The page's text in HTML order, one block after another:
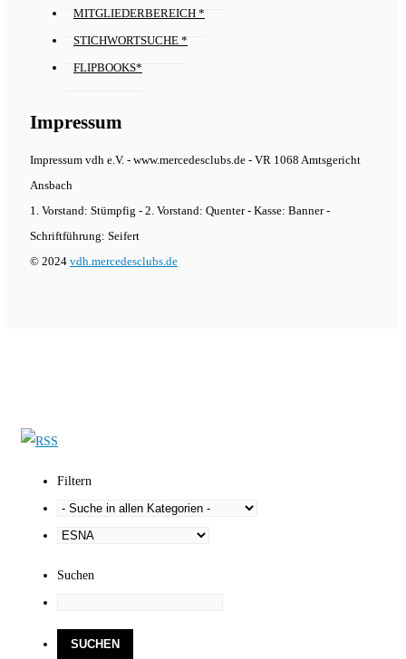
MITGLIEDERBEREICH *
STICHWORTSUCHE *
FLIPBOOKS*
Impressum
Impressum vdh e.V. - www.mercedesclubs.de - VR 1068 Amtsgericht
Ansbach
1. Vorstand: Stümpfig - 2. Vorstand: Quenter - Kasse: Banner -
Schriftführung: Seifert
© 2024 vdh.mercedesclubs.de
Filtern
Suchen